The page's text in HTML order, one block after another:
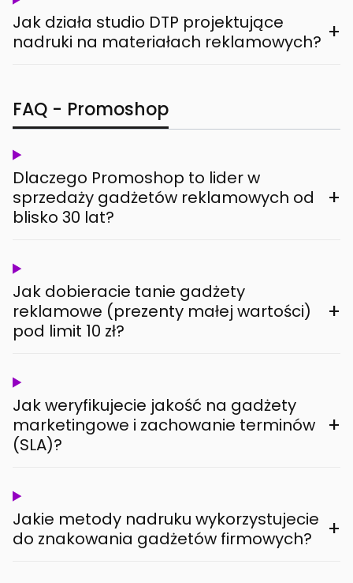
Jak działa studio DTP projektujące
nadruki na materiałach reklamowych? +
FAQ - Promoshop
Dlaczego Promoshop to lider w
sprzedaży gadżetów reklamowych od
blisko 30 lat?
+
Jak dobieracie tanie gadżety
reklamowe (prezenty małej wartości)
pod limit 10 zł?
+
Jak weryfikujecie jakość na gadżety
marketingowe i zachowanie terminów
(SLA)?
+
Jakie metody nadruku wykorzystujecie
do znakowania gadżetów firmowych?
+